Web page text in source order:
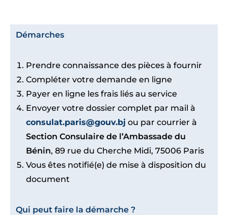
Démarches
Prendre connaissance des pièces à fournir
Compléter votre demande en ligne
Payer en ligne les frais liés au service
Envoyer votre dossier complet par mail à
consulat.paris@gouv.bj ou par courrier à
Section Consulaire de l’Ambassade du
Bénin, 89 rue du Cherche Midi, 75006 Paris
Vous êtes notifié(e) de mise à disposition du
document
Qui peut faire la démarche ?